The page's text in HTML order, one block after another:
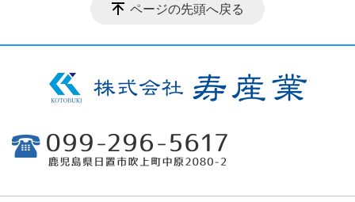
ページの先頭へ戻る